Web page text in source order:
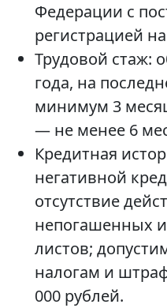
Федерации с
регистрацией
Трудовой стаж:
года, на
минимум 3
— не менее 6
Кредитная
негативной
отсутствие
непогашенных
листов;
налогам и
000 рублей.